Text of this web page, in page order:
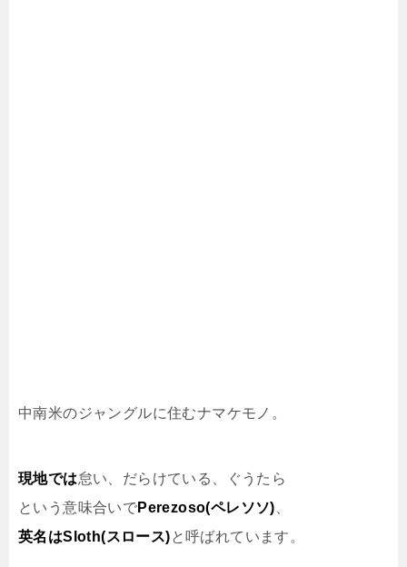
中南米のジャングルに住むナマケモノ。
現地では怠い、だらけている、ぐうたら
という意味合いでPerezoso(ペレソソ)
英名はSloth(スロース)と呼ばれています。